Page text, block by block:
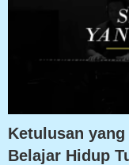
Ketulusan
Belajar Hidup